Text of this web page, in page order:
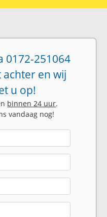
0172-251064
en wij
u op!
binnen 24 uur.
vandaag nog!